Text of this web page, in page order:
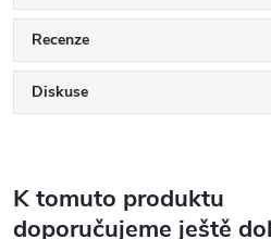
Recenze
Diskuse
K tomuto produktu
doporučujeme ještě